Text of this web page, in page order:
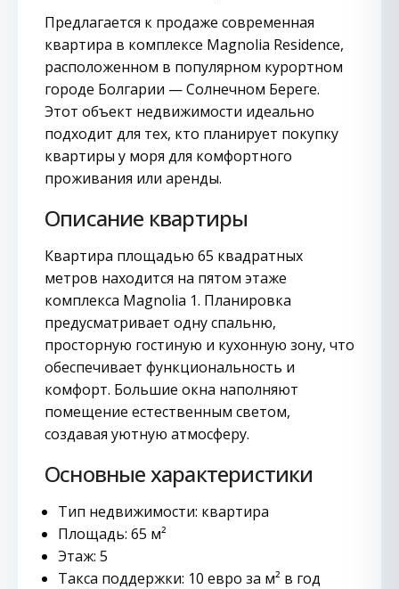
Предлагается к продаже современная
квартира в комплексе Magnolia Residence,
расположенном в популярном курортном
городе Болгарии — Солнечном Береге.
Этот объект недвижимости идеально
подходит для тех, кто планирует покупку
квартиры у моря для комфортного
проживания или аренды.
Описание квартиры
Квартира площадью 65 квадратных
метров находится на пятом этаже
комплекса Magnolia 1. Планировка
предусматривает одну спальню,
просторную гостиную и кухонную зону, что
обеспечивает функциональность и
комфорт. Большие окна наполняют
помещение естественным светом,
создавая уютную атмосферу.
Основные характеристики
Тип недвижимости: квартира
Площадь: 65 м²
Этаж: 5
Такса поддержки: 10 евро за м² в год